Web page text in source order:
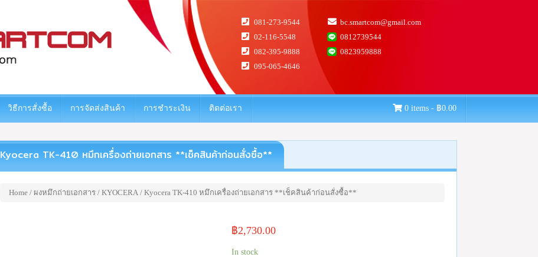
081-273-9544
bc.smartcom@gmail.com
02-116-5548
0812739544
082-395-9888
0823959888
095-065-4646
วิธีการสั่งซื้อ การจัดส่งสินค้า การชำระเงิน ติดต่อเรา 0 items - ฿0.00
Kyocera TK-410 หมึกเครื่องถ่ายเอกสาร **เช็คสินค้าก่อนสั่งซื้อ**
Home / ผงหมึกถ่ายเอกสาร / KYOCERA / Kyocera TK-410 หมึกเครื่องถ่ายเอกสาร **เช็คสินค้าก่อนสั่งซื้อ**
฿2,730.00
In stock